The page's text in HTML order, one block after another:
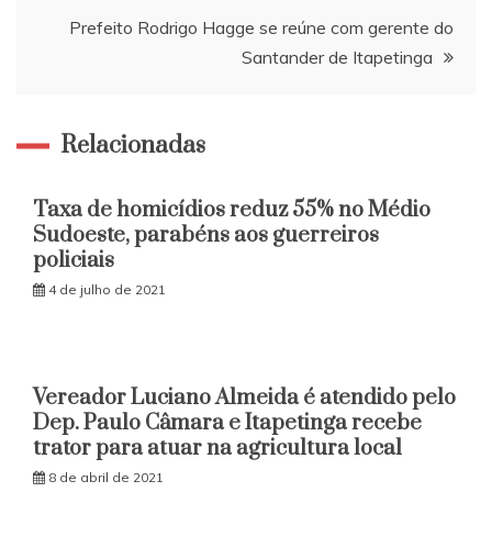
PostPrefeito Rodrigo Hagge se reúne com gerente do
Santander de Itapetinga
Relacionadas
Taxa de homicídios reduz 55% no Médio
Sudoeste, parabéns aos guerreiros
policiais
4 de julho de 2021
Vereador Luciano Almeida é atendido pelo
Dep. Paulo Câmara e Itapetinga recebe
trator para atuar na agricultura local
8 de abril de 2021